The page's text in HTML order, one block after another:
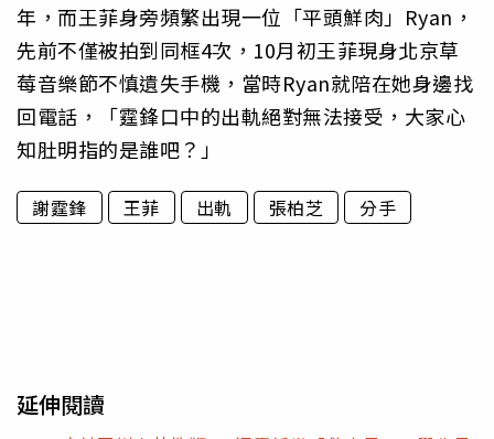
年，而王菲身旁頻繁出現一位「平頭鮮肉」Ryan，
先前不僅被拍到同框4次，10月初王菲現身北京草
莓音樂節不慎遺失手機，當時Ryan就陪在她身邊找
回電話，「霆鋒口中的出軌絕對無法接受，大家心
知肚明指的是誰吧？」
謝霆鋒 王菲 出軌 張柏芝 分手
延伸閱讀